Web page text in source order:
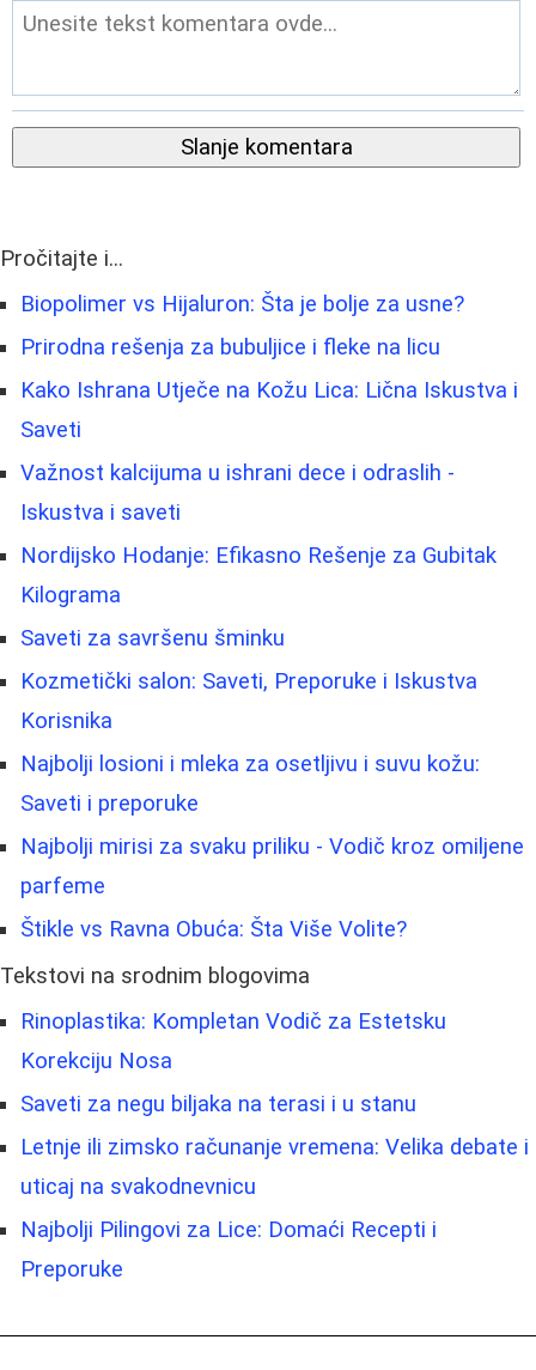
Slanje komentara
Pročitajte i...
Biopolimer vs Hijaluron: Šta je bolje za usne?
Prirodna rešenja za bubuljice i fleke na licu
Kako Ishrana Utječe na Kožu Lica: Lična Iskustva i
Saveti
Važnost kalcijuma u ishrani dece i odraslih -
Iskustva i saveti
Nordijsko Hodanje: Efikasno Rešenje za Gubitak
Kilograma
Saveti za savršenu šminku
Kozmetički salon: Saveti, Preporuke i Iskustva
Korisnika
Najbolji losioni i mleka za osetljivu i suvu kožu:
Saveti i preporuke
Najbolji mirisi za svaku priliku - Vodič kroz omiljene
parfeme
Štikle vs Ravna Obuća: Šta Više Volite?
Tekstovi na srodnim blogovima
Rinoplastika: Kompletan Vodič za Estetsku
Korekciju Nosa
Saveti za negu biljaka na terasi i u stanu
Letnje ili zimsko računanje vremena: Velika debate i
uticaj na svakodnevnicu
Najbolji Pilingovi za Lice: Domaći Recepti i
Preporuke